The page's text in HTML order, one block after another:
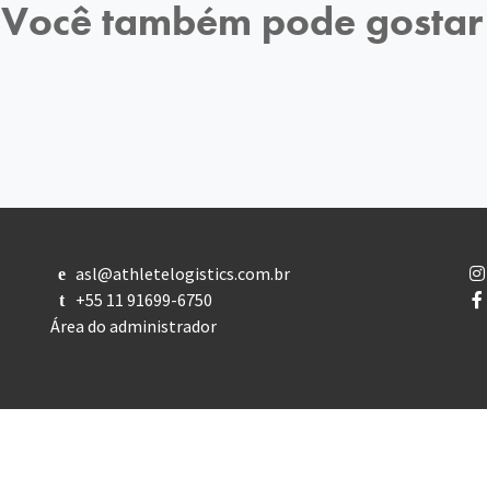
Você também pode gostar
e asl@athletelogistics.com.br
t
+55 11 91699-6750
Área do administrador